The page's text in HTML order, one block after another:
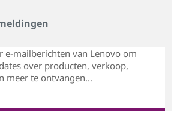
e-mailberichten van Lenovo om
over producten, verkoop,
meer te ontvangen...